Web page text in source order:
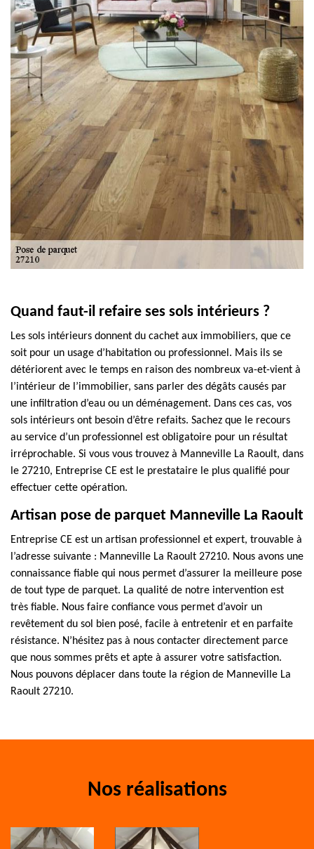
Quand faut-il refaire ses sols intérieurs ?
Les sols intérieurs donnent du cachet aux immobiliers, que ce
soit pour un usage d’habitation ou professionnel. Mais ils se
détériorent avec le temps en raison des nombreux va-et-vient à
l’intérieur de l’immobilier, sans parler des dégâts causés par
une infiltration d’eau ou un déménagement. Dans ces cas, vos
sols intérieurs ont besoin d’être refaits. Sachez que le recours
au service d’un professionnel est obligatoire pour un résultat
irréprochable. Si vous vous trouvez à Manneville La Raoult, dans
le 27210, Entreprise CE est le prestataire le plus qualifié pour
effectuer cette opération.
Artisan pose de parquet Manneville La Raoult
Entreprise CE est un artisan professionnel et expert, trouvable à
l’adresse suivante : Manneville La Raoult 27210. Nous avons une
connaissance fiable qui nous permet d’assurer la meilleure pose
de tout type de parquet. La qualité de notre intervention est
très fiable. Nous faire confiance vous permet d’avoir un
revêtement du sol bien posé, facile à entretenir et en parfaite
résistance. N’hésitez pas à nous contacter directement parce
que nous sommes prêts et apte à assurer votre satisfaction.
Nous pouvons déplacer dans toute la région de Manneville La
Raoult 27210.
Nos réalisations